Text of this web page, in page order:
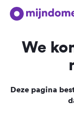
We
Deze pagina